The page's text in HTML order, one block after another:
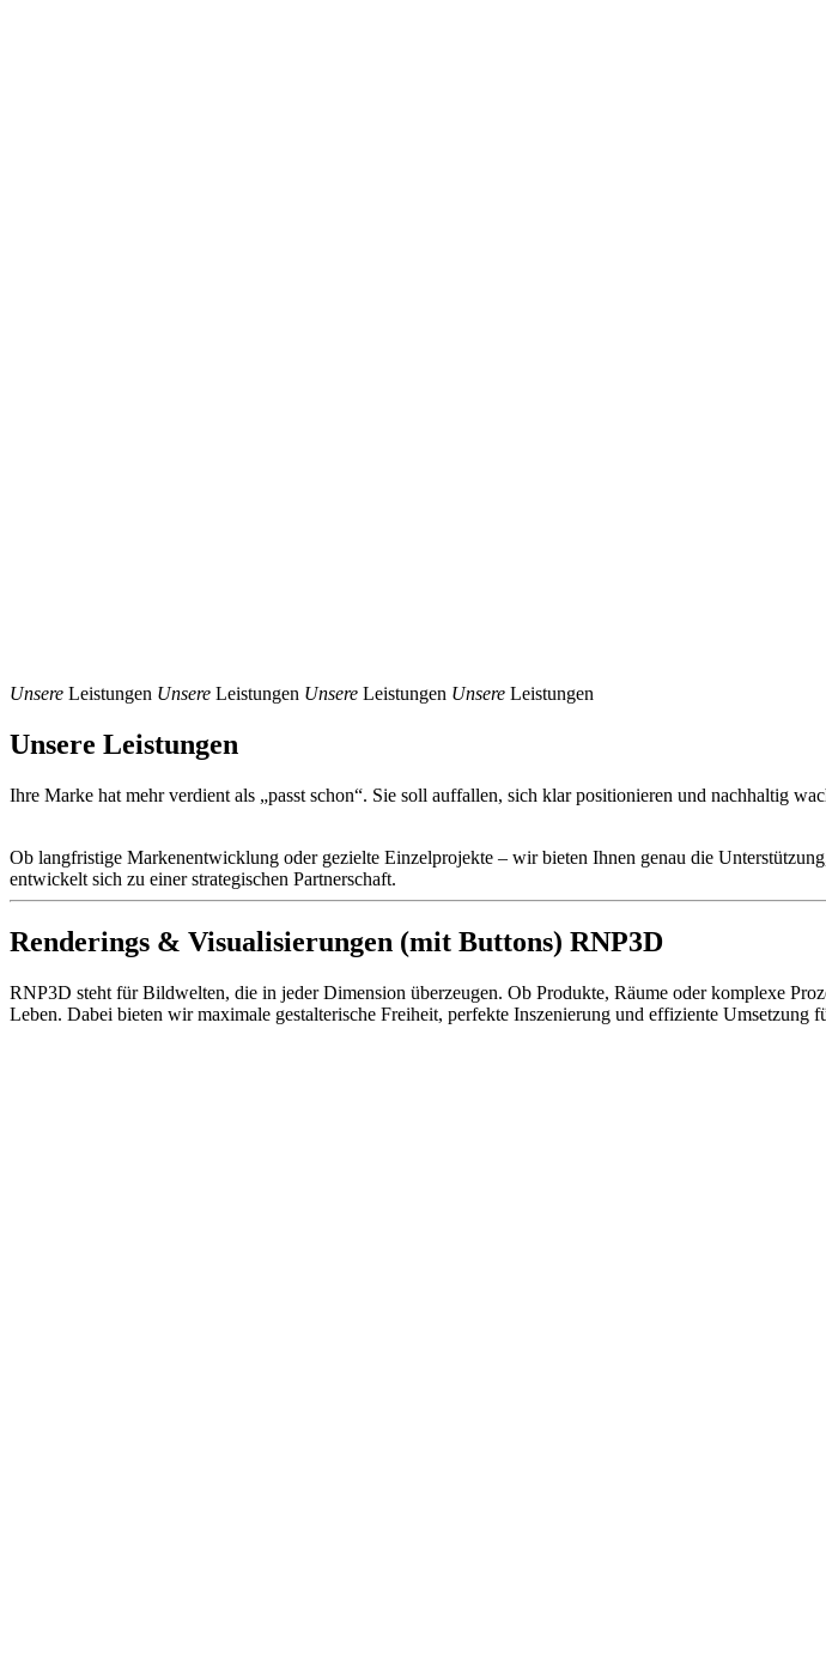
Unsere Leistungen Unsere Leistungen Unsere Leistungen Unsere Leistungen
Unsere Leistungen
Ihre Marke hat mehr verdient als „passt schon“. Sie soll auffallen, sich klar positionieren und nachhaltig
Ob langfristige Markenentwicklung oder gezielte Einzelprojekte – wir bieten Ihnen genau die
entwickelt sich zu einer strategischen Partnerschaft.
Renderings & Visualisierungen (mit Buttons) RNP3D
RNP3D steht für Bildwelten, die in jeder Dimension überzeugen. Ob Produkte, Räume oder komplexe
Leben. Dabei bieten wir maximale gestalterische Freiheit, perfekte Inszenierung und effiziente Umsetzung